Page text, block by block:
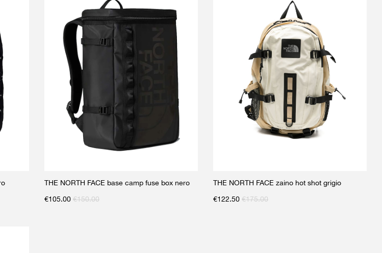
THE NORTH FACE base camp fuse box nero
€105.00 €150.00
THE NORTH FACE zaino hot shot grigio
€122.50 €175.00